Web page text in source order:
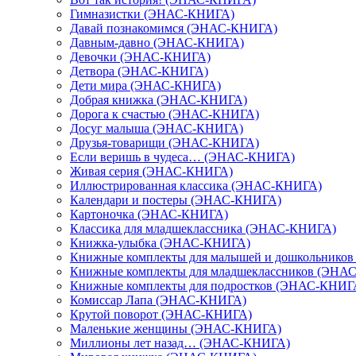
Гимназистки (ЭНАС-КНИГА)
Давай познакомимся (ЭНАС-КНИГА)
Давным-давно (ЭНАС-КНИГА)
Девочки (ЭНАС-КНИГА)
Детвора (ЭНАС-КНИГА)
Дети мира (ЭНАС-КНИГА)
Добрая книжка (ЭНАС-КНИГА)
Дорога к счастью (ЭНАС-КНИГА)
Досуг малыша (ЭНАС-КНИГА)
Друзья-товарищи (ЭНАС-КНИГА)
Если веришь в чудеса… (ЭНАС-КНИГА)
Живая серия (ЭНАС-КНИГА)
Иллюстрированная классика (ЭНАС-КНИГА)
Календари и постеры (ЭНАС-КНИГА)
Картоночка (ЭНАС-КНИГА)
Классика для младшеклассника (ЭНАС-КНИГА)
Книжка-улыбка (ЭНАС-КНИГА)
Книжные комплекты для малышей и
Книжные комплекты для младшеклассников
Книжные комплекты для подростков (ЭНАС-
Комиссар Лапа (ЭНАС-КНИГА)
Крутой поворот (ЭНАС-КНИГА)
Маленькие женщины (ЭНАС-КНИГА)
Миллионы лет назад… (ЭНАС-КНИГА)